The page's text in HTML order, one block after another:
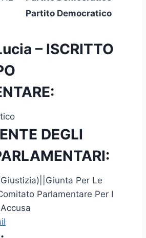
Partito Democratico
– ISCRITTO
DEGLI
Per Le
Parlamentare Per I